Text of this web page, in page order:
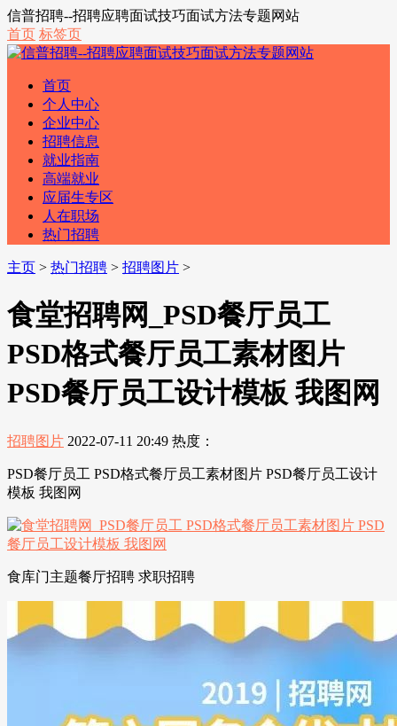
信普招聘--招聘应聘面试技巧面试方法专题网站
首页 标签页
首页
个人中心
企业中心
招聘信息
就业指南
高端就业
应届生专区
人在职场
热门招聘
主页 > 热门招聘 > 招聘图片 >
食堂招聘网_PSD餐厅员工
PSD格式餐厅员工素材图片
PSD餐厅员工设计模板 我图网
招聘图片 2022-07-11 20:49 热度：
PSD餐厅员工 PSD格式餐厅员工素材图片 PSD餐厅员工设计
模板 我图网
食库门主题餐厅招聘 求职招聘